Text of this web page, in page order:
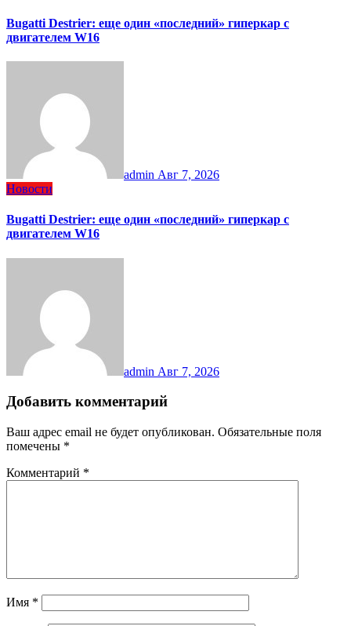
Bugatti Destrier: еще один «последний» гиперкар с
двигателем W16
admin Авг 7, 2026
Новости
Bugatti Destrier: еще один «последний» гиперкар с
двигателем W16
admin Авг 7, 2026
Добавить комментарий
Ваш адрес email не будет опубликован. Обязательные поля
помечены *
Комментарий *
Имя *